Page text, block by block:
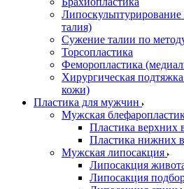
талия)
Сужение талии по
Торсопластика
Феморопластика
Хирургическая
кожи)
Пластика для мужчин
Мужская
Пластика верхних
Пластика нижних
Мужская липосакция
Липосакция
Липосакция